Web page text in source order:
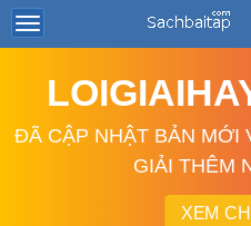
ĐÃ CẬP NHẬT BẢN MỚI
GIẢI THÊM
XEM